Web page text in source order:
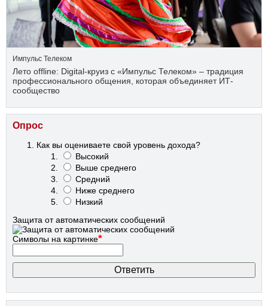
Импульс Телеком
Лето offline: Digital-круиз с «Импульс Телеком» – традиция
профессионального общения, которая объединяет ИТ-
сообщество
Опрос
Как вы оцениваете свой уровень дохода?
Высокий
Выше среднего
Средний
Ниже среднего
Низкий
Защита от автоматических сообщений
Символы на картинке*